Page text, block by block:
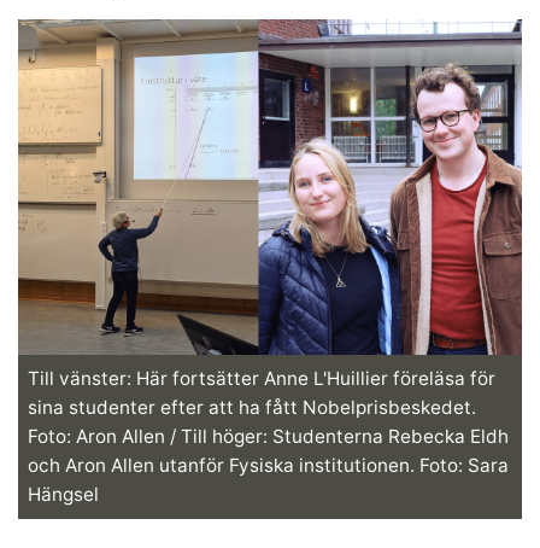
Till vänster: Här fortsätter Anne L'Huillier föreläsa för
sina studenter efter att ha fått Nobelprisbeskedet.
Foto: Aron Allen / Till höger: Studenterna Rebecka Eldh
och Aron Allen utanför Fysiska institutionen. Foto: Sara
Hängsel